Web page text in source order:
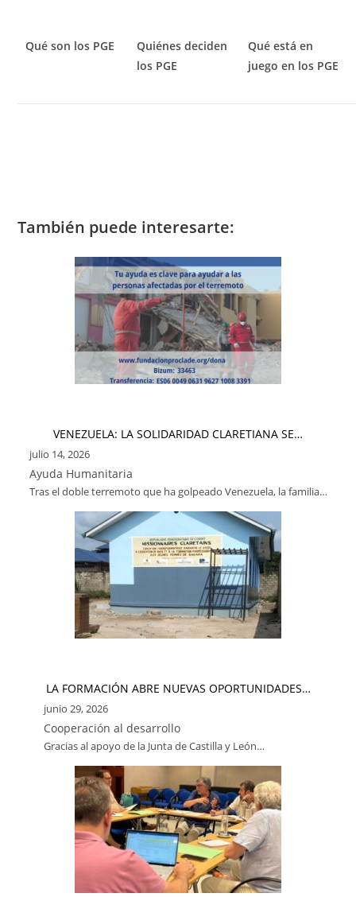
Qué son los PGE
Quiénes deciden
los PGE
Qué está en
juego en los PGE
También puede interesarte:
VENEZUELA: LA SOLIDARIDAD CLARETIANA SE…
julio 14, 2026
Ayuda Humanitaria
Tras el doble terremoto que ha golpeado Venezuela, la familia…
LA FORMACIÓN ABRE NUEVAS OPORTUNIDADES…
junio 29, 2026
Cooperación al desarrollo
Gracias al apoyo de la Junta de Castilla y León…